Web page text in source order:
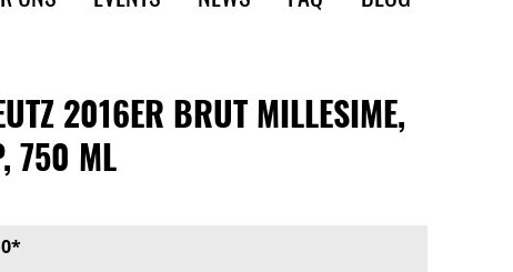
2016ER BRUT MILLESIME,
750 ML